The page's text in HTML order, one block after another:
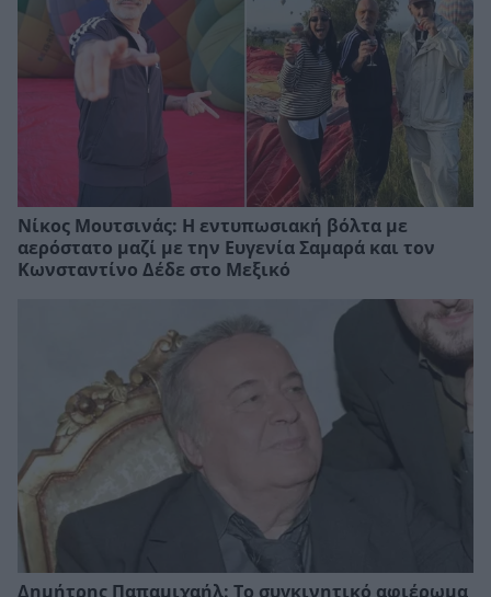
Νίκος Μουτσινάς: Η εντυπωσιακή βόλτα με
αερόστατο μαζί με την Ευγενία Σαμαρά και τον
Κωνσταντίνο Δέδε στο Μεξικό
Δημήτρης Παπαμιχαήλ: Το συγκινητικό αφιέρωμα